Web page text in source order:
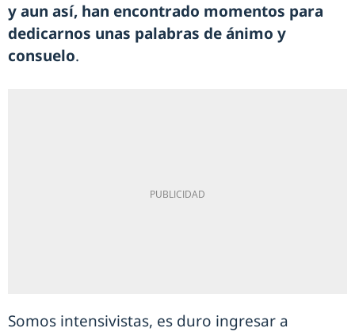
y aun así, han encontrado momentos para
dedicarnos unas palabras de ánimo y
consuelo.
Somos intensivistas, es duro ingresar a